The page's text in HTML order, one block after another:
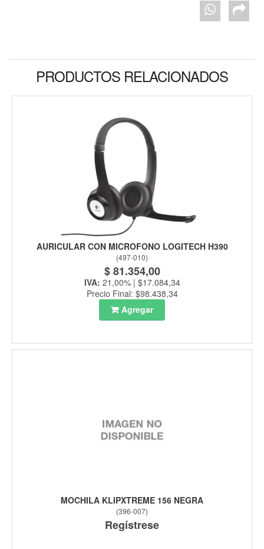
PRODUCTOS RELACIONADOS
AURICULAR CON MICROFONO LOGITECH H390
(497-010)
$ 81.354,00
IVA: 21,00% | $17.084,34
Precio Final: $98.438,34
Agregar
MOCHILA KLIPXTREME 156 NEGRA
(396-007)
Regístrese